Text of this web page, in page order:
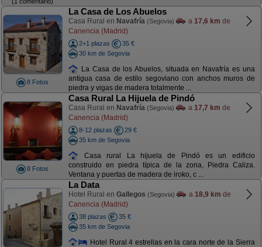
8 Fotos
La Casa de Los Abuelos
Casa Rural en Navafría (Segovia) a 17,6 km de
Canencia (Madrid)
2+1 plazas
35 €
30 km de Segovia
La Casa de los Abuelos, situada en Navafría es una
antigua casa de estilo segoviano con anchos muros de
piedra y vigas de madera totalmente ...
8 Fotos
Casa Rural La Hijuela de Pindó
Casa Rural en Navafría (Segovia) a 17,7 km de
Canencia (Madrid)
8-12 plazas
29 €
35 km de Segovia
Casa rural La hijuela de Pindó es un edificio
construido en piedra típica de la zona, Piedra Caliza.
Ventana y puertas de madera de iroko, c ...
La Data
Hotel Rural en Gallegos (Segovia) a 18,9 km de
Canencia (Madrid)
38 plazas
35 €
35 km de Segovia
Hotel Rural 4 estrellas en la cara norte de la Sierra